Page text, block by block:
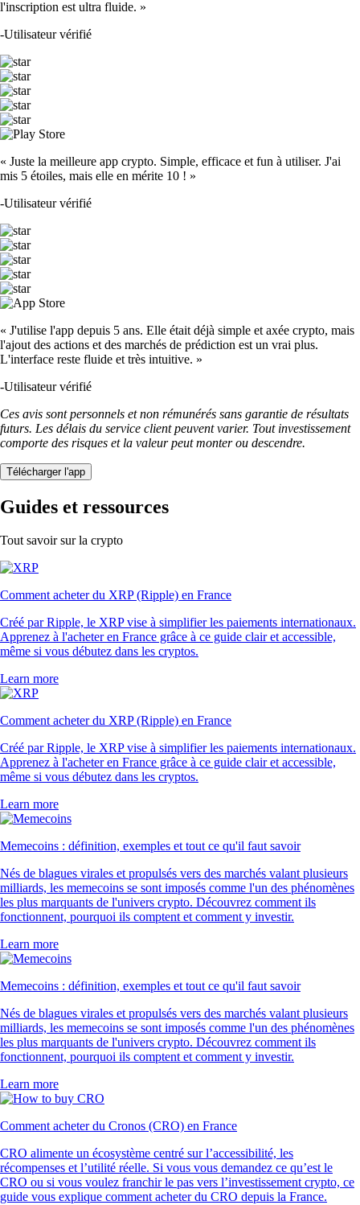
l'inscription est ultra fluide. »
-Utilisateur vérifié
« Juste la meilleure app crypto. Simple, efficace et fun à utiliser. J'ai
mis 5 étoiles, mais elle en mérite 10 ! »
-Utilisateur vérifié
« J'utilise l'app depuis 5 ans. Elle était déjà simple et axée crypto, mais
l'ajout des actions et des marchés de prédiction est un vrai plus.
L'interface reste fluide et très intuitive. »
-Utilisateur vérifié
Ces avis sont personnels et non rémunérés sans garantie de résultats
futurs. Les délais du service client peuvent varier. Tout investissement
comporte des risques et la valeur peut monter ou descendre.
Télécharger l'app
Guides et ressources
Tout savoir sur la crypto
Comment acheter du XRP (Ripple) en France
Créé par Ripple, le XRP vise à simplifier les paiements internationaux.
Apprenez à l'acheter en France grâce à ce guide clair et accessible,
même si vous débutez dans les cryptos.
Learn more
Comment acheter du XRP (Ripple) en France
Créé par Ripple, le XRP vise à simplifier les paiements internationaux.
Apprenez à l'acheter en France grâce à ce guide clair et accessible,
même si vous débutez dans les cryptos.
Learn more
Memecoins : définition, exemples et tout ce qu'il faut savoir
Nés de blagues virales et propulsés vers des marchés valant plusieurs
milliards, les memecoins se sont imposés comme l'un des phénomènes
les plus marquants de l'univers crypto. Découvrez comment ils
fonctionnent, pourquoi ils comptent et comment y investir.
Learn more
Memecoins : définition, exemples et tout ce qu'il faut savoir
Nés de blagues virales et propulsés vers des marchés valant plusieurs
milliards, les memecoins se sont imposés comme l'un des phénomènes
les plus marquants de l'univers crypto. Découvrez comment ils
fonctionnent, pourquoi ils comptent et comment y investir.
Learn more
Comment acheter du Cronos (CRO) en France
CRO alimente un écosystème centré sur l’accessibilité, les
récompenses et l’utilité réelle. Si vous vous demandez ce qu’est le
CRO ou si vous voulez franchir le pas vers l’investissement crypto, ce
guide vous explique comment acheter du CRO depuis la France.